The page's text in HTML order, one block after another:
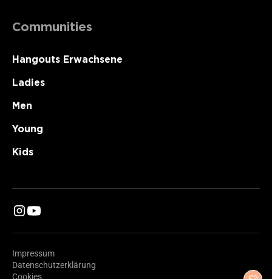
Communities
Hangouts Erwachsene
Ladies
Men
Young
Kids
Impressum
Datenschutzerklärung
Cookies